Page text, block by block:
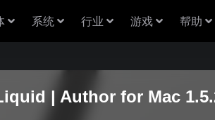
系统 行业 游戏 帮助
| Author for Mac